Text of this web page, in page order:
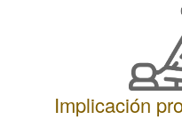
Implicación